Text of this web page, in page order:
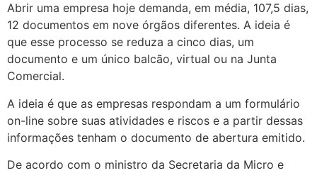
Abrir uma empresa hoje demanda, em média, 107,5 dias,
12 documentos em nove órgãos diferentes. A ideia é
que esse processo se reduza a cinco dias, um
documento e um único balcão, virtual ou na Junta
Comercial.
A ideia é que as empresas respondam a um formulário
on-line sobre suas atividades e riscos e a partir dessas
informações tenham o documento de abertura emitido.
De acordo com o ministro da Secretaria da Micro e